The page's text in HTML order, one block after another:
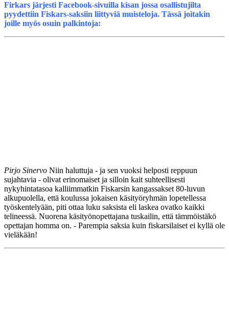
Firkars järjesti Facebook-sivuilla kisan jossa osallistujilta
pyydettiin Fiskars-saksiin liittyviä muisteloja. Tässä joitakin
joille myös osuin palkintoja:
Pirjo Sinervo Niin haluttuja - ja sen vuoksi helposti reppuun
sujahtavia - olivat erinomaiset ja silloin kait suhteellisesti
nykyhintatasoa kalliimmatkin Fiskarsin kangassakset 80-luvun
alkupuolella, että koulussa jokaisen käsityöryhmän lopetellessa
työskentelyään, piti ottaa luku saksista eli laskea ovatko kaikki
telineessä. Nuorena käsityönopettajana tuskailin, että tämmöistäkö
opettajan homma on. - Parempia saksia kuin fiskarsilaiset ei kyllä ole
vieläkään!